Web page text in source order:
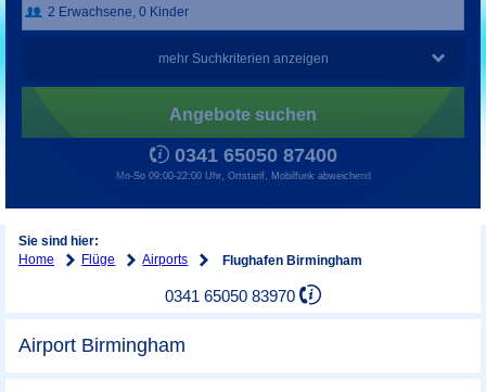
mehr Suchkriterien anzeigen
Angebote suchen
0341 65050 87400
Mo-So 09:00-22:00 Uhr, Ortstarif, Mobilfunk abweichend
Sie sind hier:
Home
Flüge Airports Flughafen Birmingham
0341 65050 83970
Airport Birmingham